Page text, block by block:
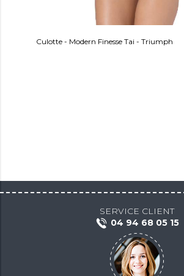
Culotte - Modern Finesse Tai - Triumph
SERVICE CLIENT
04 94 68 05 15